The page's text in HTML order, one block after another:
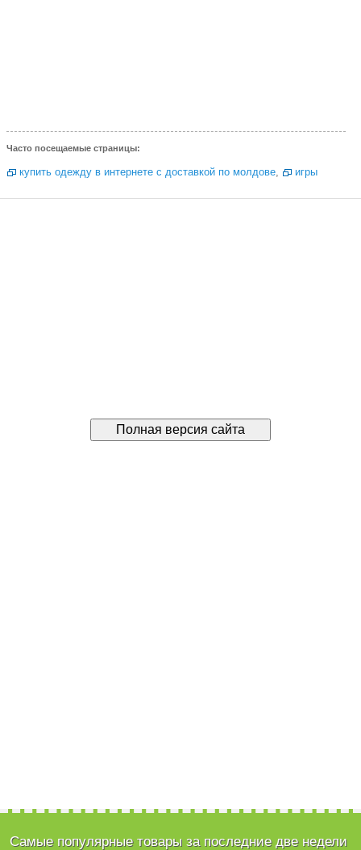
Часто посещаемые страницы:
купить одежду в интернете с доставкой по молдове, игры
Самые популярные товары за последние две недели